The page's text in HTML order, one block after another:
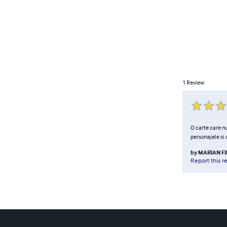
1 Review
O carte care
personajele si
by MARIAN
Report this